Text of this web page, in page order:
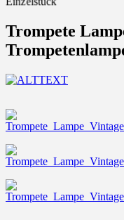
Trompete